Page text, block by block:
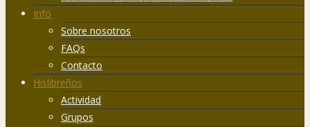
Info
Sobre nosotros
FAQs
Contacto
Hislibreños
Actividad
Grupos